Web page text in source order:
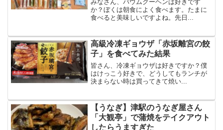
みなさん、バウムクーヘンは好きです
か？ぼくは朝食によく食べます。たまに
食べると美味しいですよね。先日...
高級冷凍ギョウザ「赤坂離宮の餃
子」を食べてみた結果
皆さん、冷凍ギョウザは好きですか？僕
はけっこう好きで、どうしてもランチが
決まらない時は買ってきて焼い...
【うなぎ】津駅のうなぎ屋さん
「大観亭」で蒲焼をテイクアウト
したらうますぎた